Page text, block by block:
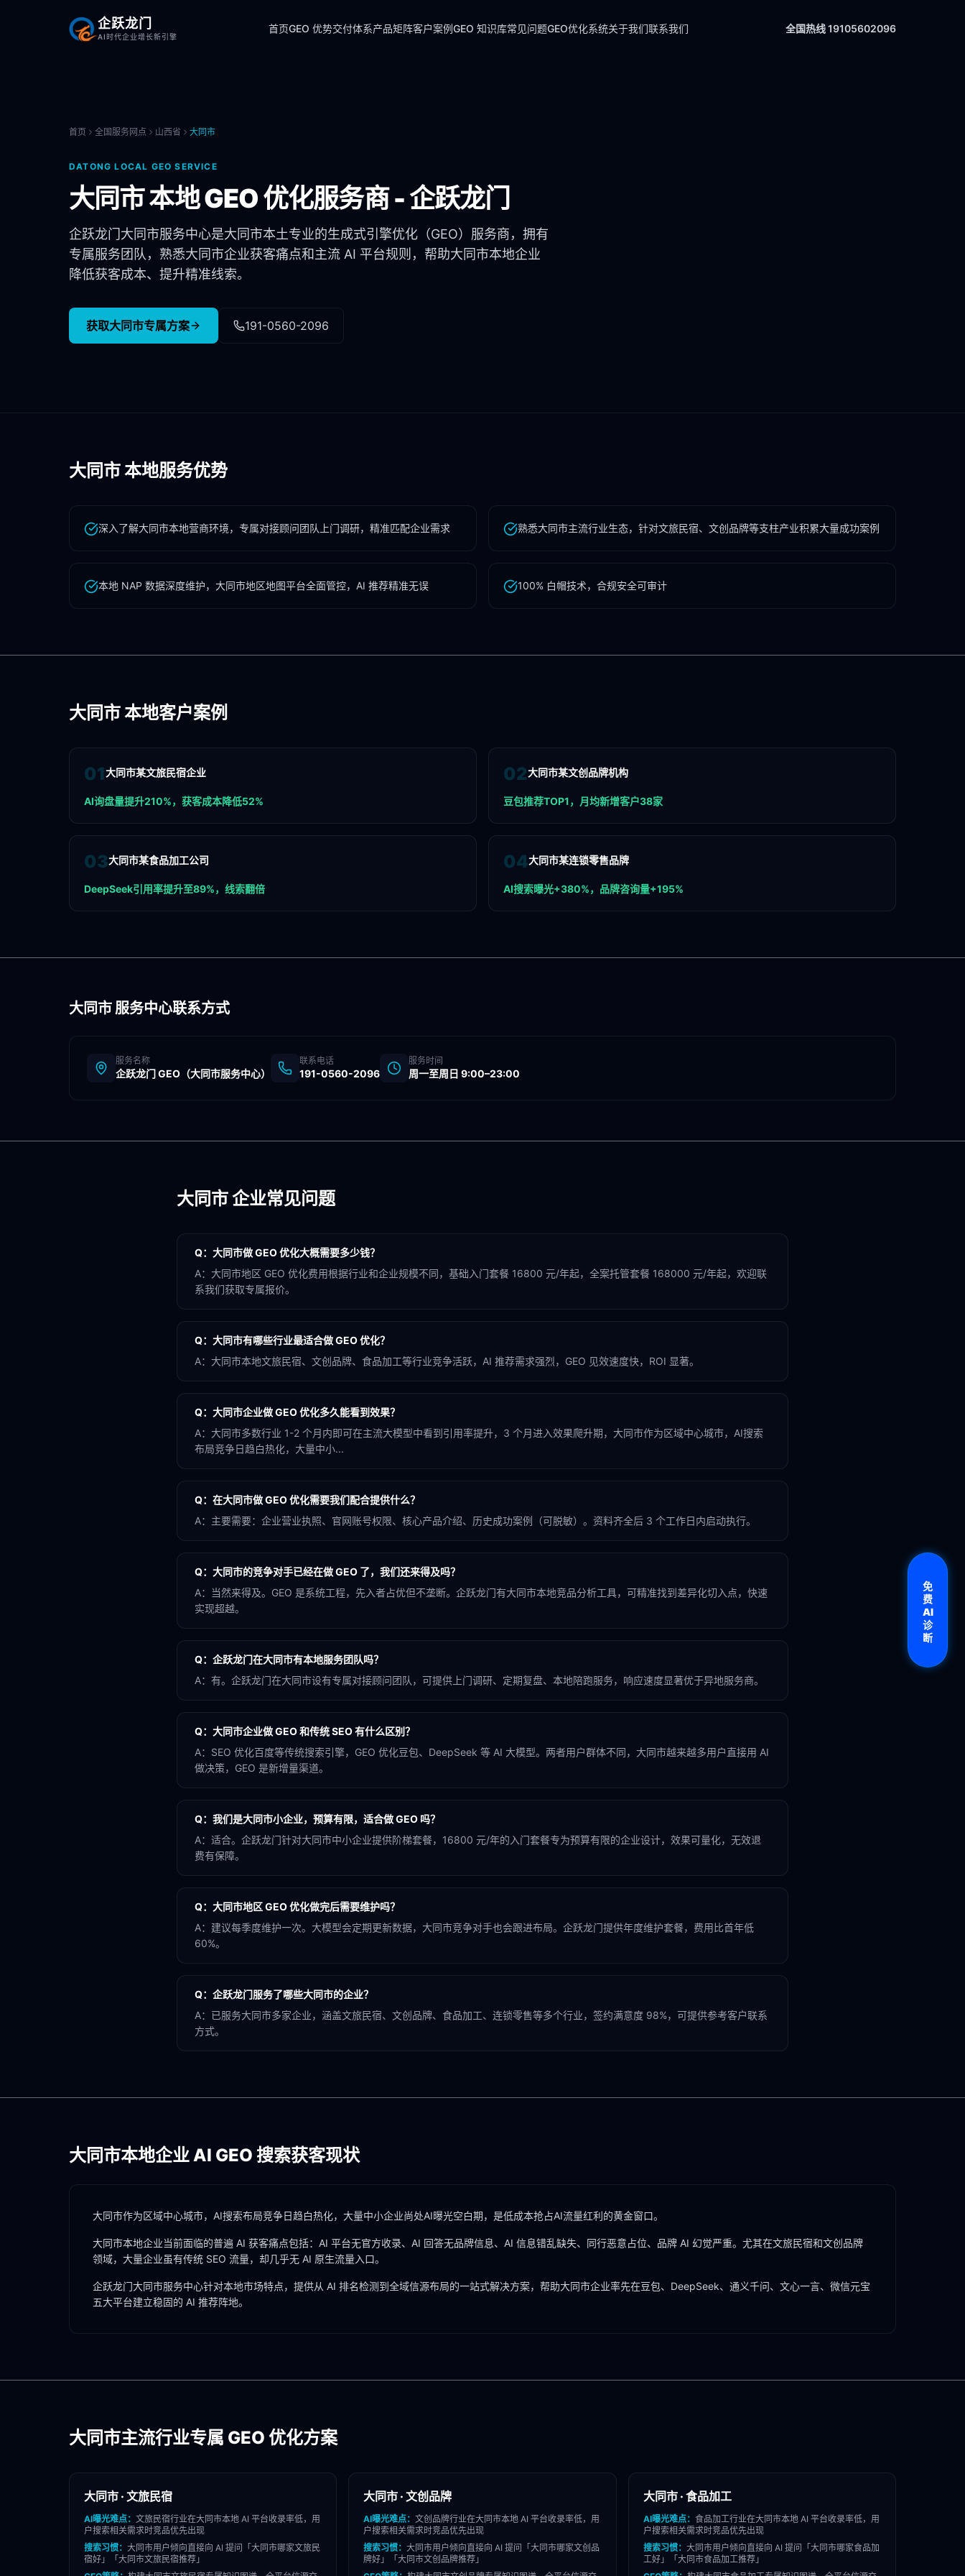
企跃龙门
AI时代企业增长新引擎
首页GEO 优势交付体系产品矩阵客户案例GEO 知识库常见问题GEO优化系统关于我们联系我们 全国热线 19105602096
首页 全国服务网点 山西省 大同市
DATONG LOCAL GEO SERVICE
大同市本地 GEO 优化服务商 - 企跃龙门
企跃龙门大同市服务中心是大同市本土专业的生成式引擎优化（GEO）服务商，拥有
专属服务团队，熟悉大同市企业获客痛点和主流 AI 平台规则，帮助大同市本地企业
降低获客成本、提升精准线索。
获取大同市专属方案 191-0560-2096
大同市本地服务优势
深入了解大同市本地营商环境，专属对接顾问团队上门调研，精准匹配企业需求 熟悉大同市主流行业生态，针对文旅民宿、文创品牌等支柱产业积累大量成功案例
本地 NAP 数据深度维护，大同市地区地图平台全面管控，AI 推荐精准无误 100% 白帽技术，合规安全可审计
大同市本地客户案例
01大同市某文旅民宿企业
AI询盘量提升210%，获客成本降低52%
02大同市某文创品牌机构
豆包推荐TOP1，月均新增客户38家
03大同市某食品加工公司
DeepSeek引用率提升至89%，线索翻倍
04大同市某连锁零售品牌
AI搜索曝光+380%，品牌咨询量+195%
大同市服务中心联系方式
服务名称
企跃龙门 GEO（大同市服务中心）
联系电话
191-0560-2096
服务时间
周一至周日 9:00–23:00
大同市企业常见问题
Q： 大同市做 GEO 优化大概需要多少钱？
A： 大同市地区 GEO 优化费用根据行业和企业规模不同，基础入门套餐 16800 元/年起，全案托管套餐 168000 元/年起，欢迎联
系我们获取专属报价。
Q： 大同市有哪些行业最适合做 GEO 优化？
A： 大同市本地文旅民宿、文创品牌、食品加工等行业竞争活跃，AI 推荐需求强烈，GEO 见效速度快，ROI 显著。
Q： 大同市企业做 GEO 优化多久能看到效果？
A： 大同市多数行业 1-2 个月内即可在主流大模型中看到引用率提升，3 个月进入效果爬升期，大同市作为区域中心城市，AI搜索
布局竞争日趋白热化，大量中小...
Q： 在大同市做 GEO 优化需要我们配合提供什么？
A： 主要需要：企业营业执照、官网账号权限、核心产品介绍、历史成功案例（可脱敏）。资料齐全后 3 个工作日内启动执行。
Q： 大同市的竞争对手已经在做 GEO 了，我们还来得及吗？
A：
当然来得及。GEO 是系统工程，先入者占优但不垄断。企跃龙门有大同市本地竞品分析工具，可精准找到差异化切入点，快速
实现超越。
Q： 企跃龙门在大同市有本地服务团队吗？
A： 有。企跃龙门在大同市设有专属对接顾问团队，可提供上门调研、定期复盘、本地陪跑服务，响应速度显著优于异地服务商。
Q： 大同市企业做 GEO 和传统 SEO 有什么区别？
A： SEO 优化百度等传统搜索引擎，GEO 优化豆包、DeepSeek 等 AI 大模型。两者用户群体不同，大同市越来越多用户直接用 AI
做决策，GEO 是新增量渠道。
Q： 我们是大同市小企业，预算有限，适合做 GEO 吗？
A： 适合。企跃龙门针对大同市中小企业提供阶梯套餐，16800 元/年的入门套餐专为预算有限的企业设计，效果可量化，无效退
费有保障。
Q： 大同市地区 GEO 优化做完后需要维护吗？
A： 建议每季度维护一次。大模型会定期更新数据，大同市竞争对手也会跟进布局。企跃龙门提供年度维护套餐，费用比首年低
60%。
Q： 企跃龙门服务了哪些大同市的企业？
A： 已服务大同市多家企业，涵盖文旅民宿、文创品牌、食品加工、连锁零售等多个行业，签约满意度 98%，可提供参考客户联系
方式。
大同市本地企业 AI GEO 搜索获客现状
大同市作为区域中心城市，AI搜索布局竞争日趋白热化，大量中小企业尚处AI曝光空白期，是低成本抢占AI流量红利的黄金窗口。
大同市本地企业当前面临的普遍 AI 获客痛点包括：AI 平台无官方收录、AI 回答无品牌信息、AI 信息错乱缺失、同行恶意占位、品牌 AI 幻觉严重。尤其在文旅民宿和文创品牌
领域，大量企业虽有传统 SEO 流量，却几乎无 AI 原生流量入口。
企跃龙门大同市服务中心针对本地市场特点，提供从 AI 排名检测到全域信源布局的一站式解决方案，帮助大同市企业率先在豆包、DeepSeek、通义千问、文心一言、微信元宝
五大平台建立稳固的 AI 推荐阵地。
大同市主流行业专属 GEO 优化方案
大同市 · 文旅民宿
AI曝光难点： 文旅民宿行业在大同市本地 AI 平台收录率低，用
户搜索相关需求时竞品优先出现
搜索习惯： 大同市用户倾向直接向 AI 提问「 大同市哪家文旅民
宿好」「 大同市文旅民宿推荐」
大同市 ·文创品牌
AI曝光难点：文创品牌行业在大同市本地 AI 平台收录率低，用
户搜索相关需求时竞品优先出现
搜索习惯：大同市用户倾向直接向 AI 提问「大同市哪家文创品
牌好」「大同市文创品牌推荐」
大同市· 食品加工
AI曝光难点： 食品加工行业在大同市本地 AI 平台收录率低，用
户搜索相关需求时竞品优先出现
搜索习惯： 大同市用户倾向直接向 AI 提问「 大同市哪家食品加
工好」「 大同市食品加工推荐」
免
费
AI
诊
断